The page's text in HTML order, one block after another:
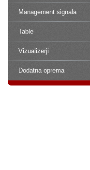
Management signala
Table
Vizualizerji
Dodatna oprema